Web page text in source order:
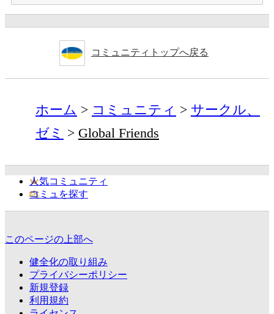
コミュニティトップへ戻る
ホーム コミュニティ
サークル、
ゼミ
Global Friends
人気コミュニティ
コミュを探す
このページの上部へ
健全化の取り組み
プライバシーポリシー
新規登録
利用規約